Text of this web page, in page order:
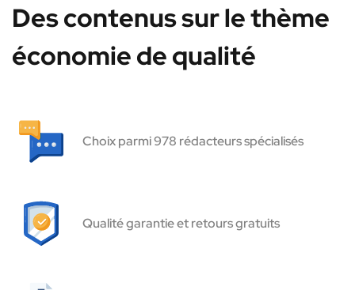
Des contenus sur le thème
économie de qualité
Choix parmi 978 rédacteurs spécialisés
Qualité garantie et retours gratuits